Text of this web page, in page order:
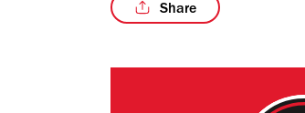
Share